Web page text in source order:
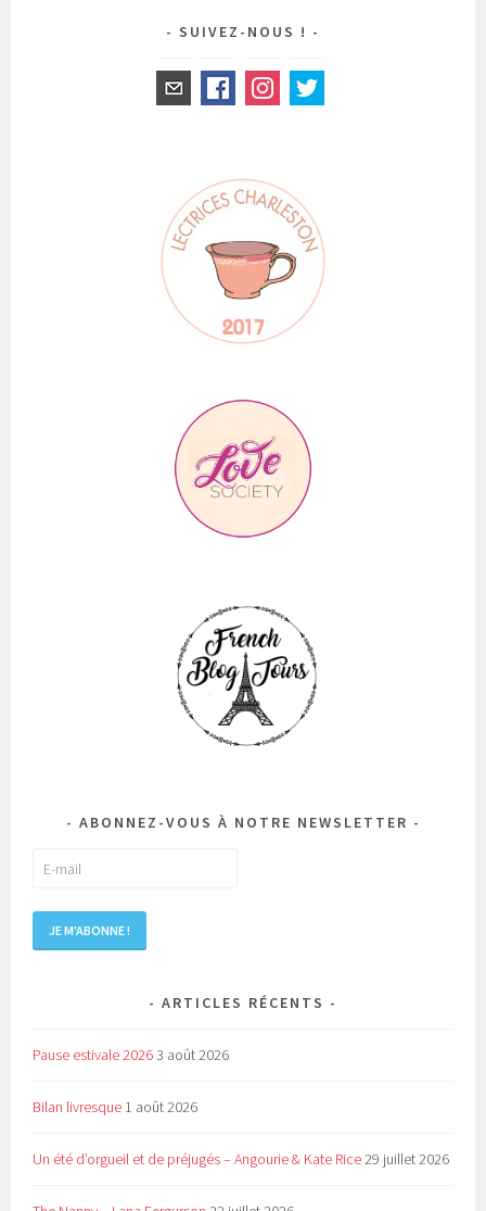
SUIVEZ-NOUS !
ABONNEZ-VOUS À NOTRE NEWSLETTER
ARTICLES RÉCENTS
Pause estivale 20263 août 2026
Bilan livresque 1 août 2026
Un été d’orgueil et de préjugés – Angourie & Kate Rice29 juillet 2026